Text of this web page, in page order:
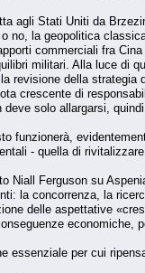
agli Stati Uniti da
no, la geopolitica
commerciali fra
militari. Alla luce di
revisione della strategia
crescente di
deve solo allargarsi,
funzionerà,
- quella di
Niall Ferguson su
la concorrenza, la
delle aspettative
economiche,
essenziale per cui